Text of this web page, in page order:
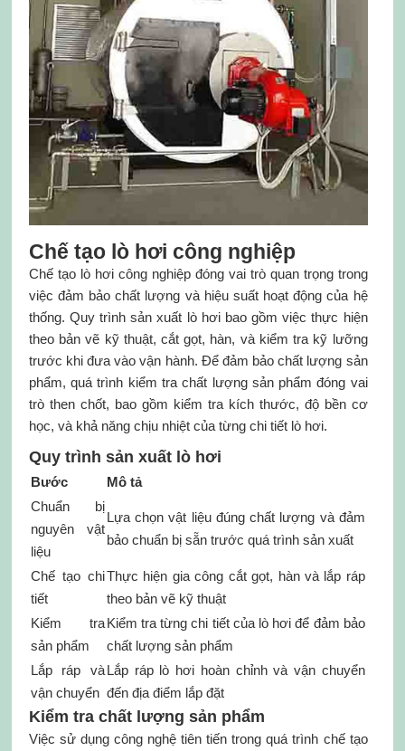
Chế tạo lò hơi công nghiệp
Chế tạo lò hơi công nghiệp đóng vai trò quan trọng trong
việc đảm bảo chất lượng và hiệu suất hoạt động của hệ
thống. Quy trình sản xuất lò hơi bao gồm việc thực hiện
theo bản vẽ kỹ thuật, cắt gọt, hàn, và kiểm tra kỹ lưỡng
trước khi đưa vào vận hành. Để đảm bảo chất lượng sản
phẩm, quá trình kiểm tra chất lượng sản phẩm đóng vai
trò then chốt, bao gồm kiểm tra kích thước, độ bền cơ
học, và khả năng chịu nhiệt của từng chi tiết lò hơi.
Quy trình sản xuất lò hơi
Bước
Mô tả
Chuẩn bị
nguyên vật
liệu
Lựa chọn vật liệu đúng chất lượng và đảm
bảo chuẩn bị sẵn trước quá trình sản xuất
Chế tạo chi
tiết
Thực hiện gia công cắt gọt, hàn và lắp ráp
theo bản vẽ kỹ thuật
Kiểm tra
sản phẩm
Kiểm tra từng chi tiết của lò hơi để đảm bảo
chất lượng sản phẩm
Lắp ráp và
vận chuyển
Lắp ráp lò hơi hoàn chỉnh và vận chuyển
đến địa điểm lắp đặt
Kiểm tra chất lượng sản phẩm
Việc sử dụng công nghệ tiên tiến trong quá trình chế tạo